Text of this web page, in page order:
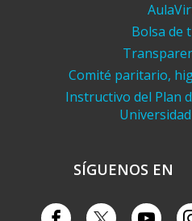
Bolsa de
Comité paritario,
Instructivo del Plan
SÍGUENOS EN